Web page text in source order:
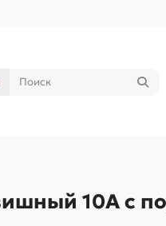
10А с